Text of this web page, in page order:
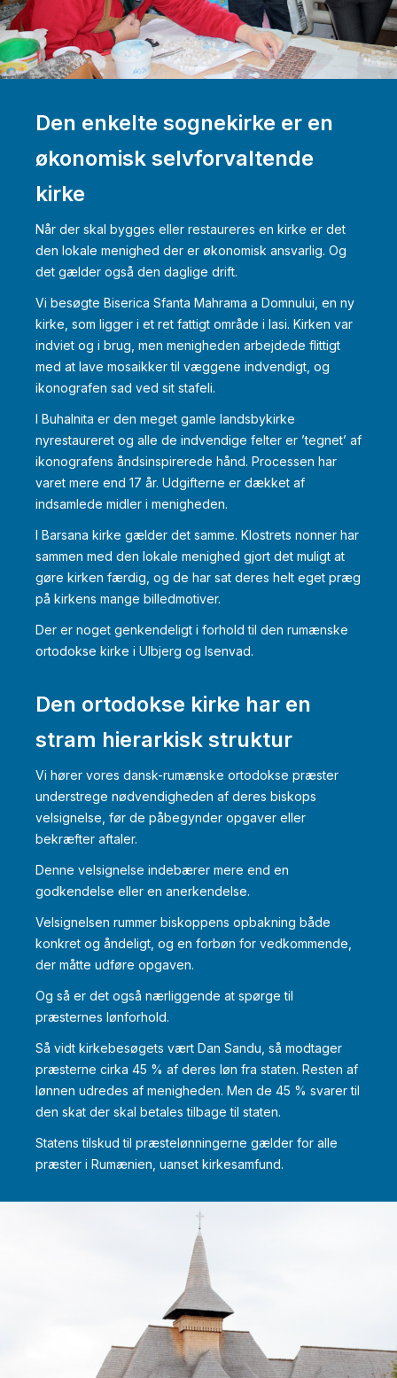
Den enkelte sognekirke er en
økonomisk selvforvaltende
kirke
Når der skal bygges eller restaureres en kirke er det
den lokale menighed der er økonomisk ansvarlig. Og
det gælder også den daglige drift.
Vi besøgte Biserica Sfanta Mahrama a Domnului, en ny
kirke, som ligger i et ret fattigt område i Iasi. Kirken var
indviet og i brug, men menigheden arbejdede flittigt
med at lave mosaikker til væggene indvendigt, og
ikonografen sad ved sit stafeli.
I Buhalnita er den meget gamle landsbykirke
nyrestaureret og alle de indvendige felter er ’tegnet’ af
ikonografens åndsinspirerede hånd. Processen har
varet mere end 17 år. Udgifterne er dækket af
indsamlede midler i menigheden.
I Barsana kirke gælder det samme. Klostrets nonner har
sammen med den lokale menighed gjort det muligt at
gøre kirken færdig, og de har sat deres helt eget præg
på kirkens mange billedmotiver.
Der er noget genkendeligt i forhold til den rumænske
ortodokse kirke i Ulbjerg og Isenvad.
Den ortodokse kirke har en
stram hierarkisk struktur
Vi hører vores dansk-rumænske ortodokse præster
understrege nødvendigheden af deres biskops
velsignelse, før de påbegynder opgaver eller
bekræfter aftaler.
Denne velsignelse indebærer mere end en
godkendelse eller en anerkendelse.
Velsignelsen rummer biskoppens opbakning både
konkret og åndeligt, og en forbøn for vedkommende,
der måtte udføre opgaven.
Og så er det også nærliggende at spørge til
præsternes lønforhold.
Så vidt kirkebesøgets vært Dan Sandu, så modtager
præsterne cirka 45 % af deres løn fra staten. Resten af
lønnen udredes af menigheden. Men de 45 % svarer til
den skat der skal betales tilbage til staten.
Statens tilskud til præstelønningerne gælder for alle
præster i Rumænien, uanset kirkesamfund.